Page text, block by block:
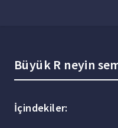
Büyük R neyin
İçindekiler: